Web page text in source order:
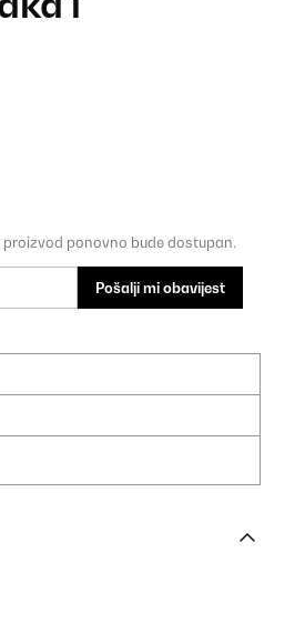
ponovno bude dostupan.
Pošalji mi obavijest